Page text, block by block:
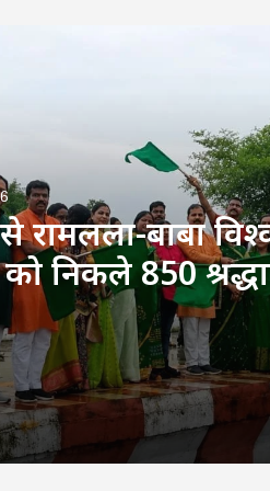
रामलला-बाबा
निकले 850
ट्रेन को हरी झंडी,
हुआ साकार’